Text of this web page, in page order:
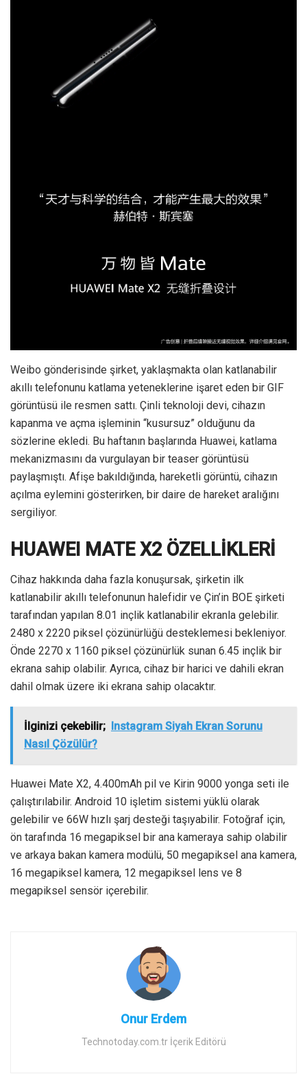
Weibo gönderisinde şirket, yaklaşmakta olan katlanabilir
akıllı telefonunu katlama yeteneklerine işaret eden bir GIF
görüntüsü ile resmen sattı. Çinli teknoloji devi, cihazın
kapanma ve açma işleminin “kusursuz” olduğunu da
sözlerine ekledi. Bu haftanın başlarında Huawei, katlama
mekanizmasını da vurgulayan bir teaser görüntüsü
paylaşmıştı. Afişe bakıldığında, hareketli görüntü, cihazın
açılma eylemini gösterirken, bir daire de hareket aralığını
sergiliyor.
HUAWEI MATE X2 ÖZELLİKLERİ
Cihaz hakkında daha fazla konuşursak, şirketin ilk
katlanabilir akıllı telefonunun halefidir ve Çin’in BOE şirketi
tarafından yapılan 8.01 inçlik katlanabilir ekranla gelebilir.
2480 x 2220 piksel çözünürlüğü desteklemesi bekleniyor.
Önde 2270 x 1160 piksel çözünürlük sunan 6.45 inçlik bir
ekrana sahip olabilir. Ayrıca, cihaz bir harici ve dahili ekran
dahil olmak üzere iki ekrana sahip olacaktır.
İlginizi çekebilir;
Instagram Siyah Ekran Sorunu
Nasıl Çözülür?
Huawei Mate X2, 4.400mAh pil ve Kirin 9000 yonga seti ile
çalıştırılabilir. Android 10 işletim sistemi yüklü olarak
gelebilir ve 66W hızlı şarj desteği taşıyabilir. Fotoğraf için,
ön tarafında 16 megapiksel bir ana kameraya sahip olabilir
ve arkaya bakan kamera modülü, 50 megapiksel ana kamera,
16 megapiksel kamera, 12 megapiksel lens ve 8
megapiksel sensör içerebilir.
Onur Erdem
Technotoday.com.tr İçerik Editörü